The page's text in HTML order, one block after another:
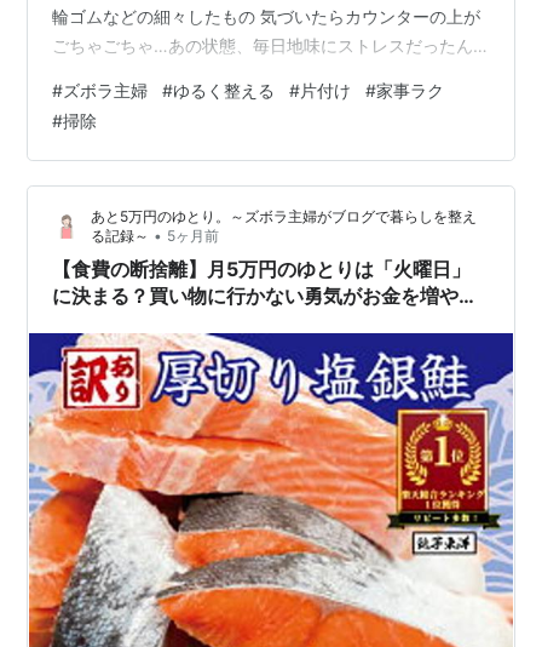
輪ゴムなどの細々したもの 気づいたらカウンターの上が
ごちゃごちゃ…あの状態、毎日地味にストレスだったん
家事がどうラクになったかをお伝えします。 なぜ「とり
あえず置き場」ができるのか 解決策はシンプル 実際にや
ったこと ■ カウンターの上を全部出す ■ 3種類に分ける
■ 「毎日使う」以外はカウンターに置かない やってみて
どうだったか ズボラでも続けられた理由 まとめ なぜ
「とりあえず置…
#ズボラ主婦 #ゆるく整える #片付け #家事ラク
#掃除
あと5万円のゆとり。～ズボラ主婦がブログで暮らしを整え
る記録～ • 5ヶ月前
【食費の断捨離】月5万円のゆとりは「火曜日」
に決まる？買い物に行かない勇気がお金を増やす